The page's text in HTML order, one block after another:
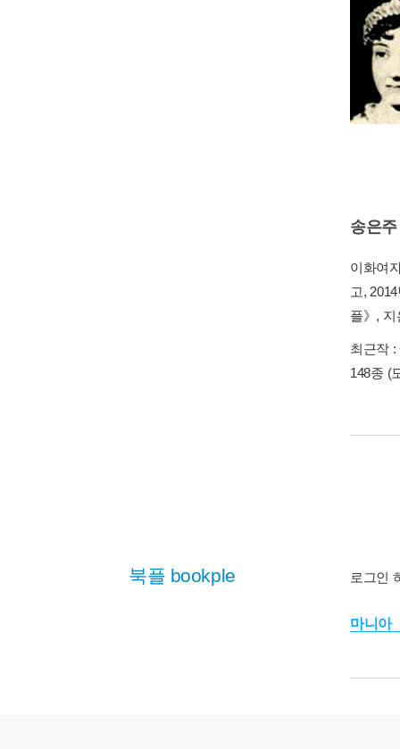
송은주
이화여
고,
플》,
최근작 :
148종 (
북플 bookple 로그인
마니아